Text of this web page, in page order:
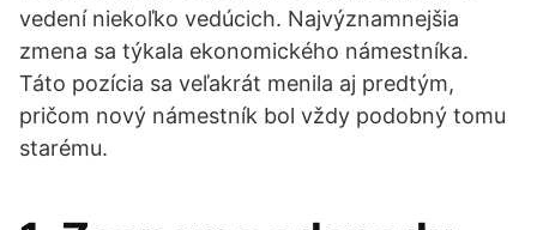
vedení niekoľko vedúcich. Najvýznamnejšia
zmena sa týkala ekonomického námestníka.
Táto pozícia sa veľakrát menila aj predtým,
pričom nový námestník bol vždy podobný tomu
starému.